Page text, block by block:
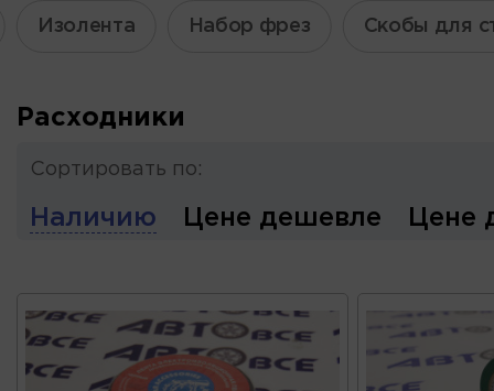
Изолента Набор фрез Скобы для
Расходники
Сортировать по:
Наличию Цене дешевле Цене